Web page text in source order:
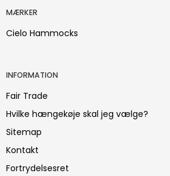
MÆRKER
Cielo Hammocks
INFORMATION
Fair Trade
Hvilke hængekøje skal jeg vælge?
Sitemap
Kontakt
Fortrydelsesret